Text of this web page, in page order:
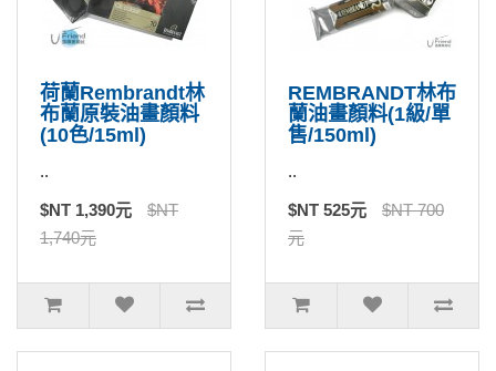
荷蘭Rembrandt林
布蘭原裝油畫顏料
(10色/15ml)
..
$NT 1,390元
$NT
1,740元
REMBRANDT林布
蘭油畫顏料(1級/單
售/150ml)
..
$NT 525元
$NT 700
元